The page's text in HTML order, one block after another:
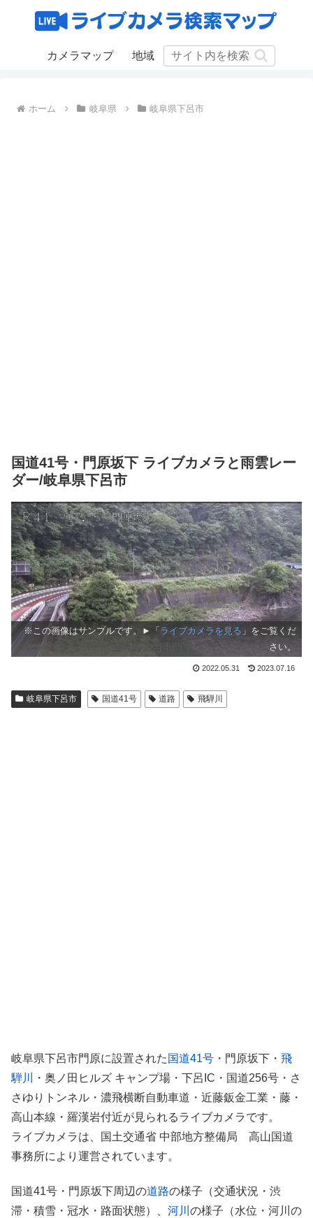
カメラマップ 地域
ホーム 岐阜県 岐阜県下呂市
国道41号・門原坂下 ライブカメラと雨雲レー
ダー/岐阜県下呂市
※この画像はサンプルです。►「 ライブカメラを見る 」をご覧くだ
さい。
2022.05.31 2023.07.16
岐阜県下呂市 国道41号 道路 飛騨川
岐阜県下呂市門原に設置された 国道41号 ・門原坂下・ 飛
騨川
・奥ノ田ヒルズ キャンプ場・下呂IC・国道256号・さ
さゆりトンネル・濃飛横断自動車道・近藤鈑金工業・藤・
高山本線・羅漢岩付近が見られるライブカメラです。
ライブカメラは、国土交通省 中部地方整備局 高山国道
事務所により運営されています。
国道41号・門原坂下周辺の道路の様子（交通状況・渋
滞・積雪・冠水・路面状態）、 河川 の様子（水位・河川の